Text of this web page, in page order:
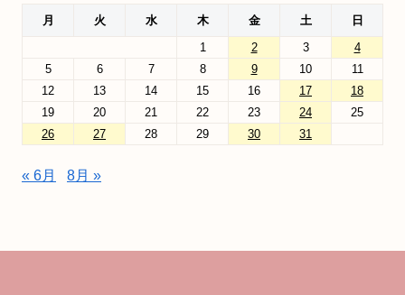
月 火 水 木 金 土
日
1
2 3
4
5
6 7 8 9 10
11
12
13 14 15 16 17
18
19
20 21 22 23 24
25
26
27 28 29 30 31
« 6月 8月 »